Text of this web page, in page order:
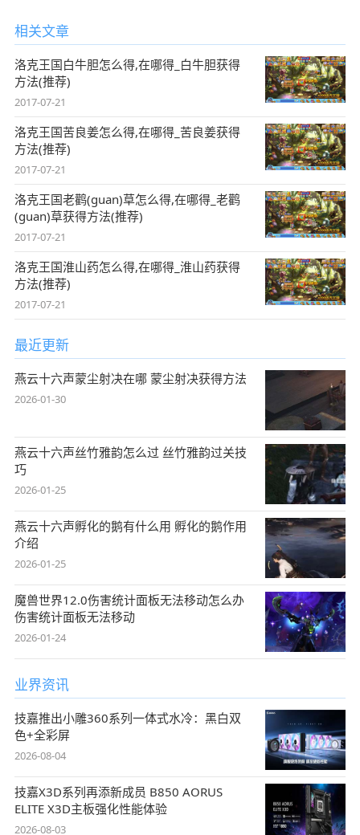
相关文章
洛克王国白牛胆怎么得,在哪得_白牛胆获得
方法(推荐)
2017-07-21
洛克王国苦良姜怎么得,在哪得_苦良姜获得
方法(推荐)
2017-07-21
洛克王国老鹳(guan)草怎么得,在哪得_老鹳
(guan)草获得方法(推荐)
2017-07-21
洛克王国淮山药怎么得,在哪得_淮山药获得
方法(推荐)
2017-07-21
最近更新
燕云十六声蒙尘射决在哪 蒙尘射决获得方法
2026-01-30
燕云十六声丝竹雅韵怎么过 丝竹雅韵过关技
巧
2026-01-25
燕云十六声孵化的鹅有什么用 孵化的鹅作用
介绍
2026-01-25
魔兽世界12.0伤害统计面板无法移动怎么办
伤害统计面板无法移动
2026-01-24
业界资讯
技嘉推出小雕360系列一体式水冷：黑白双
色+全彩屏
2026-08-04
技嘉X3D系列再添新成员 B850 AORUS
ELITE X3D主板强化性能体验
2026-08-03